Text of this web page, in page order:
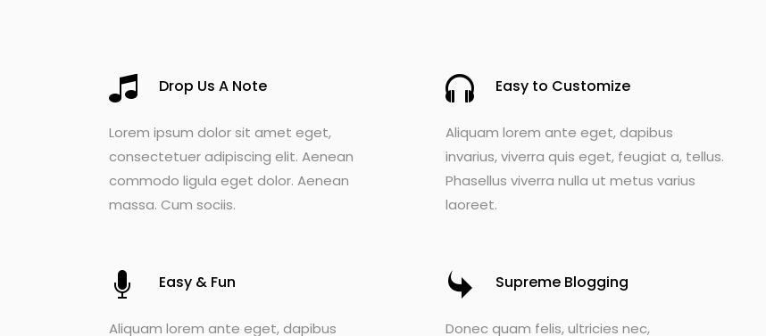
Drop Us A Note
Lorem ipsum dolor sit amet eget,
consectetuer adipiscing elit. Aenean
commodo ligula eget dolor. Aenean
massa. Cum sociis.
Easy to Customize
Aliquam lorem ante eget, dapibus
invarius, viverra quis eget, feugiat a, tellus.
Phasellus viverra nulla ut metus varius
laoreet.
Easy & Fun
Aliquam lorem ante eget, dapibus
Supreme Blogging
Donec quam felis, ultricies nec,